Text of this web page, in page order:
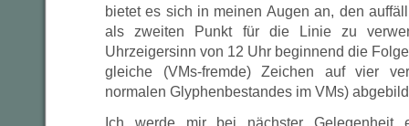
bietet es sich in meinen Augen an, den
als zweiten Punkt für die Linie zu
Uhrzeigersinn von 12 Uhr beginnend die
gleiche (VMs-fremde) Zeichen auf vier
normalen Glyphenbestandes im VMs)
Ich werde mir bei nächster Gelegenheit